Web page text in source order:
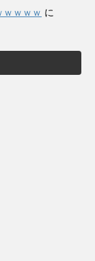
ｗｗｗｗ に